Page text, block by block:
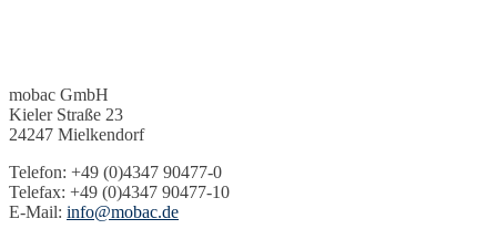
mobac GmbH
Kieler Straße 23
24247 Mielkendorf
Telefon: +49 (0)4347 90477-0
Telefax: +49 (0)4347 90477-10
E-Mail: info@mobac.de